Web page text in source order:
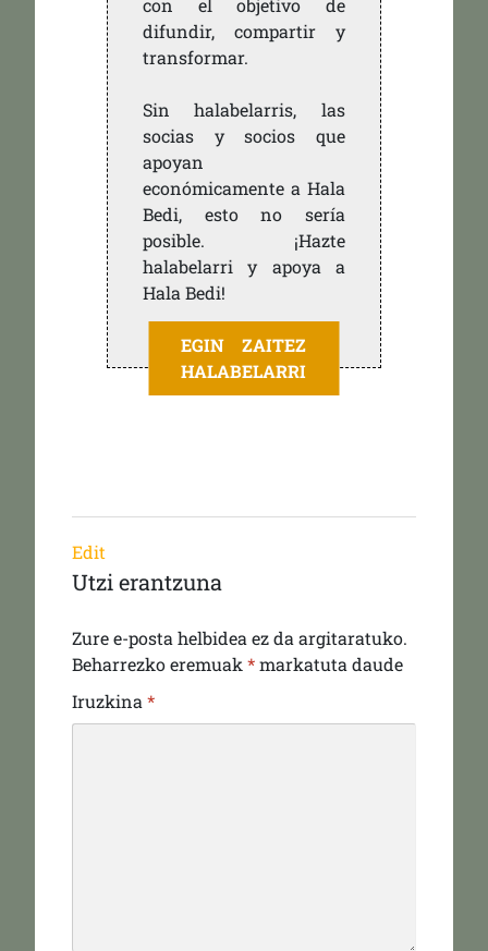
con el objetivo de
difundir, compartir y
transformar.
Sin halabelarris, las
socias y socios que
apoyan
económicamente a Hala
Bedi, esto no sería
posible. ¡Hazte
halabelarri y apoya a
Hala Bedi!
EGIN ZAITEZ
HALABELARRI
Edit
Utzi erantzuna
Zure e-posta helbidea ez da argitaratuko.
Beharrezko eremuak *markatuta daude
Iruzkina *